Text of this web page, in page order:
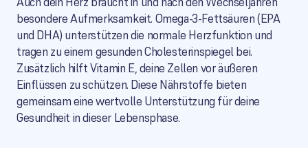
besondere Aufmerksamkeit. Omega-3-Fettsäuren (EPA
und DHA) unterstützen die normale Herzfunktion und
tragen zu einem gesunden Cholesterinspiegel bei.
Zusätzlich hilft Vitamin E, deine Zellen vor äußeren
Einflüssen zu schützen. Diese Nährstoffe bieten
gemeinsam eine wertvolle Unterstützung für deine
Gesundheit in dieser Lebensphase.